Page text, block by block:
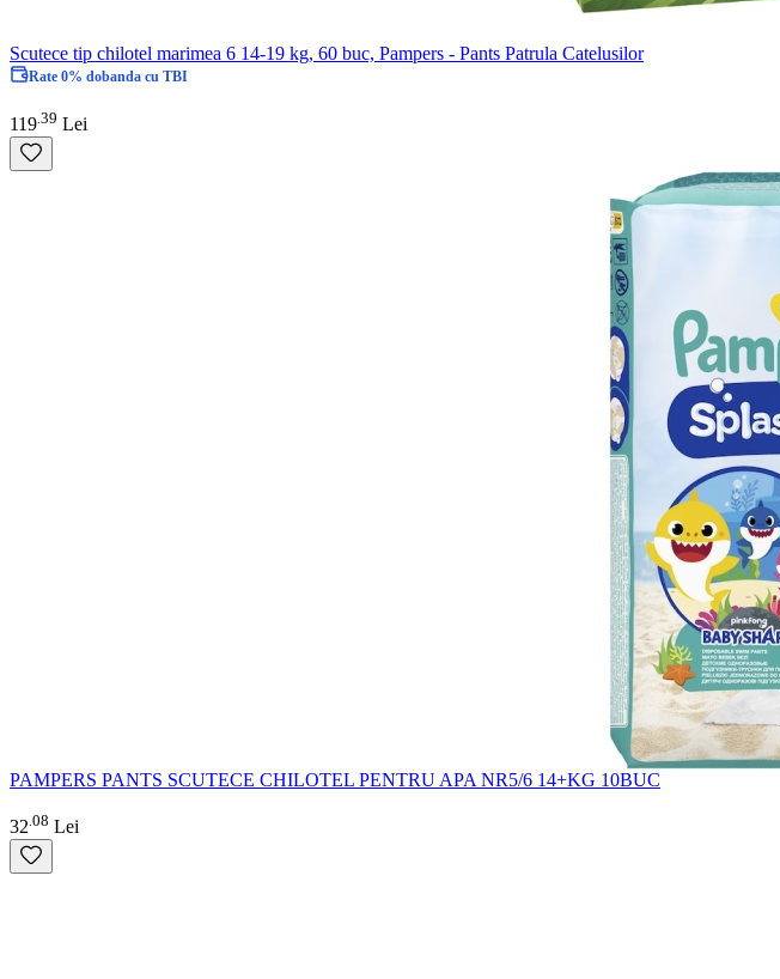
Scutece tip chilotel marimea 6 14-19 kg, 60 buc, Pampers - Pants Patrula Catelusilor
Livrare: maine
119 39 Lei
PAMPERS PANTS SCUTECE CHILOTEL PENTRU APA NR5/6 14+KG 10BUC
32 08 Lei